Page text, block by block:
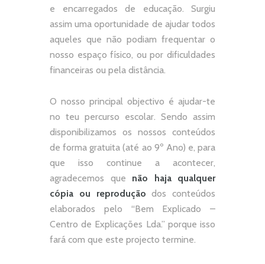
e encarregados de educação. Surgiu
assim uma oportunidade de ajudar todos
aqueles que não podiam frequentar o
nosso espaço físico, ou por dificuldades
financeiras ou pela distância.
O nosso principal objectivo é ajudar-te
no teu percurso escolar. Sendo assim
disponibilizamos os nossos conteúdos
de forma gratuita (até ao 9º Ano) e, para
que isso continue a acontecer,
agradecemos que não
haja qualquer
cópia ou reprodução dos conteúdos
elaborados pelo “Bem Explicado –
Centro de Explicações Lda.” porque isso
fará com que este projecto termine.